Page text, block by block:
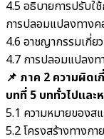
4.5 อธิบายการปรับ
การปลอมแปลงทางค
4.6 อาชญากรรมเกี่
4.7 การปลอมแปลง
📌 ภาค 2 ความผิด
บทที่ 5 บททั่วไปแล
5.1 ความหมายของส
5.2 โครงสร้างทางก